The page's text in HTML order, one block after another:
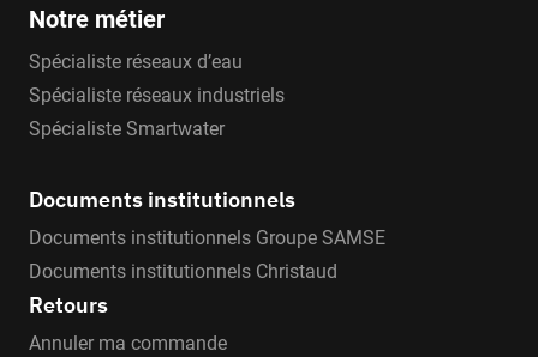
Notre métier
Spécialiste réseaux d’eau
Spécialiste réseaux industriels
Spécialiste Smartwater
Documents institutionnels
Documents institutionnels Groupe SAMSE
Documents institutionnels Christaud
Retours
Annuler ma commande